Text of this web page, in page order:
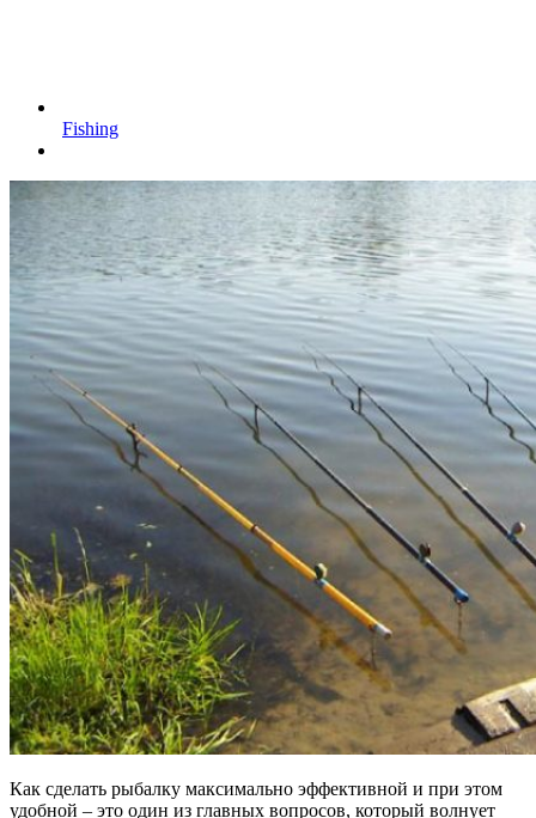
Fishing
Как сделать рыбалку максимально эффективной и при этом
удобной – это один из главных вопросов, который волнует